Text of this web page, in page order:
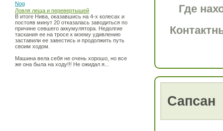
Nog
Ловля леща и перевертышей
В итоге Нива, оказавшись на 4-х колесах и
постояв минут 20 отказалась заводиться по
причине севшего аккумулятора. Недолгие
таскания ее на тросе к моему удивлению
заставили ее завестись и продолжить путь
своим ходом.
Машина вела себя не очень хорошо, но все
же она была на ходу!!! Не ожидал я...
Где
Сапсан